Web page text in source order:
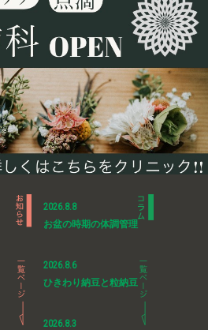
2026.8.8
お盆の時期の体調管理
2026.8.6
ひきわり納豆と粒納豆
2026.8.3